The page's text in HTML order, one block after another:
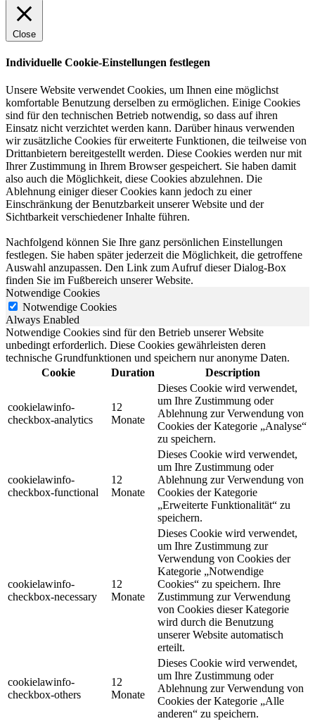
Close
Individuelle Cookie-Einstellungen festlegen
Unsere Website verwendet Cookies, um Ihnen eine möglichst
komfortable Benutzung derselben zu ermöglichen. Einige Cookies
sind für den technischen Betrieb notwendig, so dass auf ihren
Einsatz nicht verzichtet werden kann. Darüber hinaus verwenden
wir zusätzliche Cookies für erweiterte Funktionen, die teilweise von
Drittanbietern bereitgestellt werden. Diese Cookies werden nur mit
Ihrer Zustimmung in Ihrem Browser gespeichert. Sie haben damit
also auch die Möglichkeit, diese Cookies abzulehnen. Die
Ablehnung einiger dieser Cookies kann jedoch zu einer
Einschränkung der Benutzbarkeit unserer Website und der
Sichtbarkeit verschiedener Inhalte führen.
Nachfolgend können Sie Ihre ganz persönlichen Einstellungen
festlegen. Sie haben später jederzeit die Möglichkeit, die getroffene
Auswahl anzupassen. Den Link zum Aufruf dieser Dialog-Box
finden Sie im Fußbereich unserer Website.
Notwendige Cookies
Notwendige Cookies
Always Enabled
Notwendige Cookies sind für den Betrieb unserer Website
unbedingt erforderlich. Diese Cookies gewährleisten deren
technische Grundfunktionen und speichern nur anonyme Daten.
Cookie
Duration Description
cookielawinfo-
checkbox-analytics
12
Monate
Dieses Cookie wird verwendet,
um Ihre Zustimmung oder
Ablehnung zur Verwendung von
Cookies der Kategorie „Analyse“
zu speichern.
cookielawinfo-
checkbox-functional
12
Monate
Dieses Cookie wird verwendet,
um Ihre Zustimmung oder
Ablehnung zur Verwendung von
Cookies der Kategorie
„Erweiterte Funktionalität“ zu
speichern.
cookielawinfo-
checkbox-necessary
12
Monate
Dieses Cookie wird verwendet,
um Ihre Zustimmung zur
Verwendung von Cookies der
Kategorie „Notwendige
Cookies“ zu speichern. Ihre
Zustimmung zur Verwendung
von Cookies dieser Kategorie
wird durch die Benutzung
unserer Website automatisch
erteilt.
cookielawinfo-
checkbox-others
12
Monate
Dieses Cookie wird verwendet,
um Ihre Zustimmung oder
Ablehnung zur Verwendung von
Cookies der Kategorie „Alle
anderen“ zu speichern.